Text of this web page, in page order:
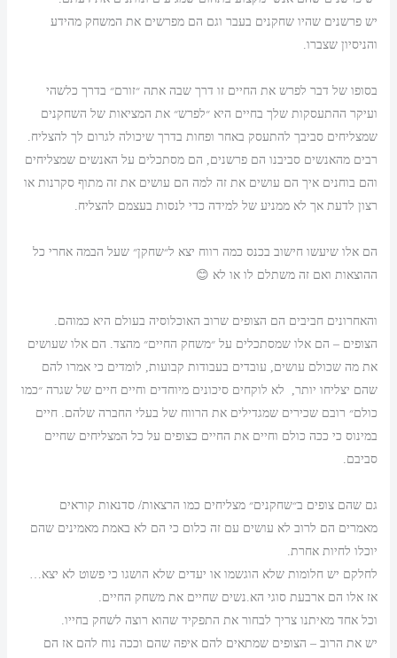
יש פרשנים שהיו שחקנים בעבר וגם הם מפרשים את המשחק מהידע
והניסיון שצברו.
בסופו של דבר לפרש את החיים זו דרך שבה אתה ״זורם״ בדרך כלשהי
ועיקר ההתעסקות שלך בחיים היא ״לפרש״ את המציאות של השחקנים
שמצליחים סביבך להתעסק באחר ופחות בדרך שיכולה לגרום לך להצליח.
רבים מהאנשים סביבנו הם פרשנים, הם מסתכלים על האנשים שמצליחים
והם בוחנים איך הם עושים את זה למה הם עושים את זה מתוף סקרנות או
רצון לדעת אך לא ממניע של למידה כדי לנסות בעצמם להצליח.
הם אלו שיעשו חישוב בכנס כמה רווח יצא ל״שחקן״ שעל הבמה אחרי כל
ההוצאות ואם זה משתלם לו או לא 😊
והאחרונים חביבים הם הצופים שרוב האוכלוסיה בעולם היא כמוהם.
הצופים – הם אלו שמסתכלים על ״משחק החיים״ מהצד. הם אלו שעושים
את מה שכולם עושים, עובדים בעבודות קבועות, לומדים כי אמרו להם
שהם יצליחו יותר, לא לוקחים סיכונים מיוחדים וחיים חיים של שגרה ״כמו
כולם״ רובם שכירים שמגדילים את הרווח של בעלי החברה שלהם. חיים
במינוס כי ככה כולם וחיים את החיים כצופים על כל המצליחים שחיים
סביבם.
גם שהם צופים ב״שחקנים״ מצליחים כמו הרצאות/ סדנאות קוראים
מאמרים הם לרוב לא עושים עם זה כלום כי הם לא באמת מאמינים שהם
יוכלו לחיות אחרת.
לחלקם יש חלומות שלא הוגשמו או יעדים שלא הושגו כי פשוט לא יצא…
אז אלו הם ארבעת סוגי הא.נשים שחיים את משחק החיים.
וכל אחד מאיתנו צריך לבחור את התפקיד שהוא רוצה לשחק בחייו.
יש את הרוב – הצופים שמתאים להם איפה שהם וככה נוח להם אז הם